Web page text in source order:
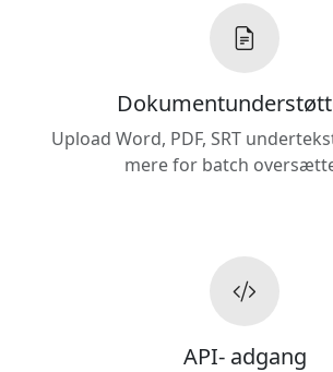
Upload Word, PDF, SRT
mere for batch
API- adgang